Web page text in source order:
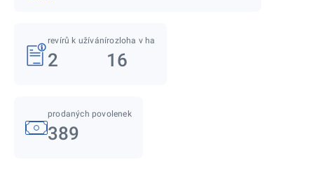
revírů k užívání
2
rozloha v ha
16
prodaných povolenek
389